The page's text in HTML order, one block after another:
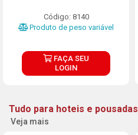
Código: 8140
Produto de peso variável
FAÇA SEU
LOGIN
Tudo para hoteis e pousadas
Veja mais